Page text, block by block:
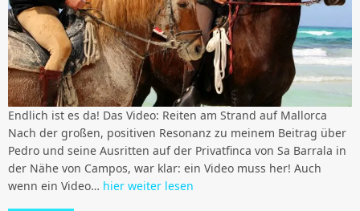
Endlich ist es da! Das Video: Reiten am Strand auf Mallorca
Nach der großen, positiven Resonanz zu meinem Beitrag über
Pedro und seine Ausritten auf der Privatfinca von Sa Barrala in
der Nähe von Campos, war klar: ein Video muss her! Auch
wenn ein Video… hier weiter lesen